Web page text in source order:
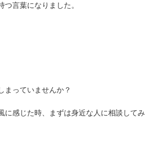
言葉になりました。
まっていませんか？
に感じた時、まずは身近な人に相談してみ